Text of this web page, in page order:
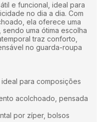
e funcional, ideal para
no dia a dia. Com
ela oferece uma
uma ótima escolha
traz conforto,
no guarda-roupa
para composições
acolchoado, pensada
por zíper, bolsos